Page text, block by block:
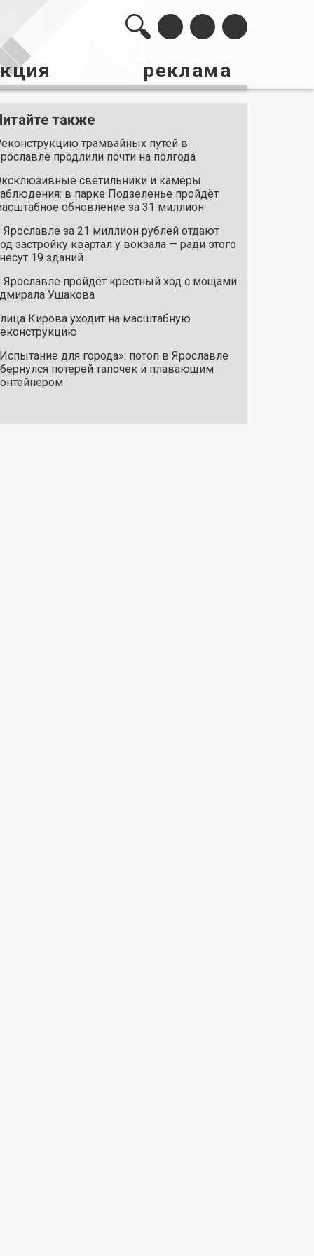
реклама
также
трамвайных путей в
продлили почти на полгода
светильники и камеры
в парке Подзеленье пройдёт
обновление за 31 миллион
Ярославле за 21 миллион рублей отдают
застройку квартал у вокзала — ради этого
19 зданий
Ярославле пройдёт крестный ход с мощами
Ушакова
Кирова уходит на масштабную
для города»: потоп в Ярославле
потерей тапочек и плавающим